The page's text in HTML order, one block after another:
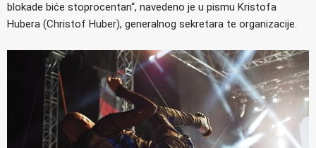
blokade biće stoprocentan“, navedeno je u pismu Kristofa
Hubera (Christof Huber), generalnog sekretara te organizacije.